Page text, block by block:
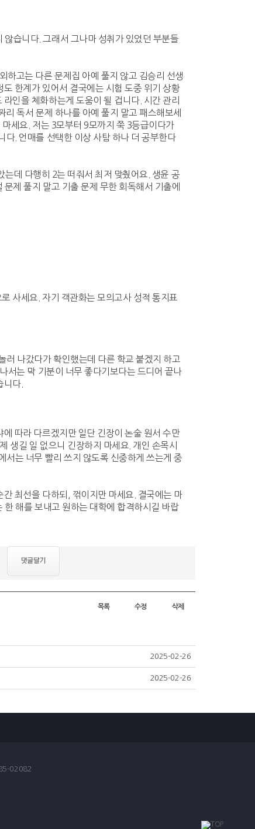
습니다. 그래서 그나마 성취가 있었던 부분들
하고는 다른 문제집 아예 풀지 않고 김승리 선생
한계가 있어서 결국에는 시험 도중 위기 상황
인을 체화하는게 도움이 될 겁니다. 시간 관리
독서 문제 하나를 아예 풀지 말고 패스해보세
세요. 저는 3모부터 9모까지 쭉 3등급이다가
다. 언매를 선택한 이상 사탐 하나 더 공부한다
데 다행히 2는 떠줘서 최저 맞췄어요. 생윤 공
제 풀지 말고 기출 문제 무한 회독해서 기출에
사세요. 자기 객관화는 모의고사 성적 통지표
러 나갔다가 확인했는데 다른 학교 붙겠지 하고
서는 막 기분이 너무 좋다기보다는 드디어 끝나
니다.
따라 다르겠지만 일단 긴장이 논술 원서 수만
생길 일 없으니 긴장하지 마세요. 개인 손목시
서는 너무 빨리 쓰지 않도록 신중하게 쓰는게 중
최선을 다하되, 꺾이지만 마세요. 결국에는 마
해를 보내고 원하는 대학에 합격하시길 바랍
목록 수정 삭제
2025-02-26
2025-02-26
02082